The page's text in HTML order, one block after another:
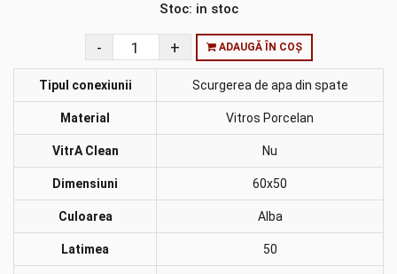
Stoc: in stoc
ADAUGĂ ÎN COȘ
Tipul conexiunii Scurgerea de apa din spate
Material Vitros Porcelan
VitrA Clean Nu
Dimensiuni 60x50
Culoarea Alba
Latimea 50